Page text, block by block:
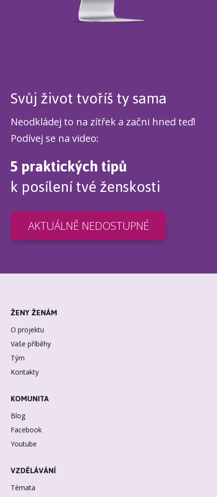
Svůj život tvoříš ty sama
Neodkládej to na zítřek a začni hned teď!
Podívej se na video:
5 praktických tipů
k posílení tvé ženskosti
AKTUÁLNĚ NEDOSTUPNÉ
ŽENY ŽENÁM
O projektu
Vaše příběhy
Tým
Kontakty
KOMUNITA
Blog
Facebook
Youtube
VZDĚLÁVÁNÍ
Témata